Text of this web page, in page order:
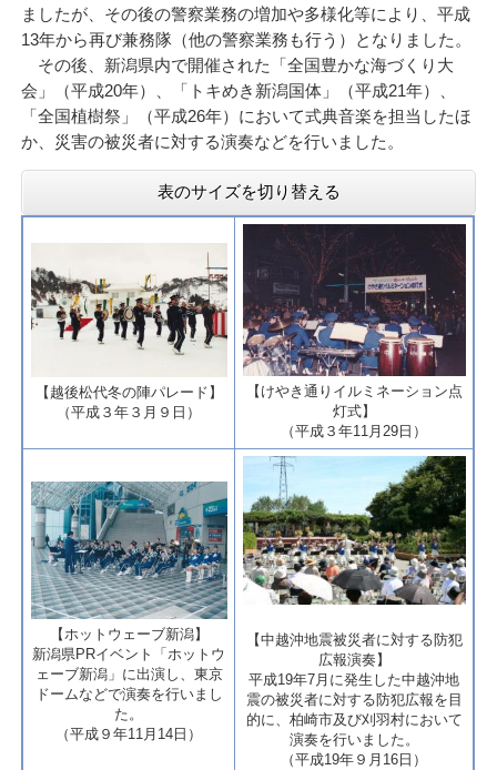
ましたが、その後の警察業務の増加や多様化等により、平成
13年から再び兼務隊（他の警察業務も行う）となりました。
その後、新潟県内で開催された「全国豊かな海づくり大
会」（平成20年）、「トキめき新潟国体」（平成21年）、
「全国植樹祭」（平成26年）において式典音楽を担当したほ
か、災害の被災者に対する演奏などを行いました。
表のサイズを切り替える
​【越後松代冬の陣パレード】
（平成３年３月９日）
​【けやき通りイルミネーション点
灯式】
​（平成３年11月29日）
​【ホットウェーブ新潟】
新潟県PRイベント「ホットウ
ェーブ新潟」に出演し、東京
ドームなどで演奏を行いまし
た。
（平成９年11月14日）
【中越沖地震被災者に対する防犯
広報演奏】
平成19年7月に発生した中越沖地
震の被災者に対する防犯広報を目
的に、柏崎市及び刈羽村において
演奏を行いました​。
（平成19年９月16日）​